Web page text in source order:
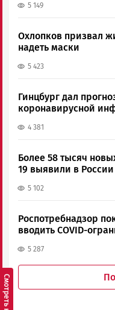
5 149
Охлопков призвал
надеть маски
5 423
Гинцбург дал
коронавирусной
4 381
Более 58 тысяч
19 выявили в России
5 102
Роспотребнадзор
вводить COVID-
5 287